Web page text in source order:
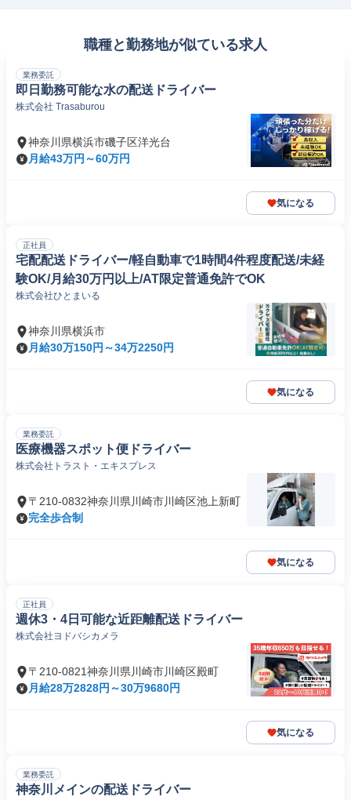
職種と勤務地が似ている求人
業務委託
即日勤務可能な水の配送ドライバー
株式会社 Trasaburou
神奈川県横浜市磯子区洋光台
月給43万円～60万円
気になる
正社員
宅配配送ドライバー/軽自動車で1時間4件程度配送/未経
験OK/月給30万円以上/AT限定普通免許でOK
株式会社ひとまいる
神奈川県横浜市
月給30万150円～34万2250円
気になる
業務委託
医療機器スポット便ドライバー
株式会社トラスト・エキスプレス
〒210-0832神奈川県川崎市川崎区池上新町
完全歩合制
気になる
正社員
週休3・4日可能な近距離配送ドライバー
株式会社ヨドバシカメラ
〒210-0821神奈川県川崎市川崎区殿町
月給28万2828円～30万9680円
気になる
業務委託
神奈川メインの配送ドライバー